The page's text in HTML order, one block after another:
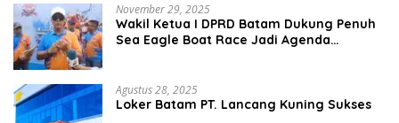
November 29, 2025
Wakil Ketua I DPRD Batam Dukung Penuh
Sea Eagle Boat Race Jadi Agenda
Agustus 28, 2025
Loker Batam PT. Lancang Kuning Sukses